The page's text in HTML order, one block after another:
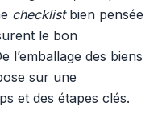
checklistbien pensée
le bon
l’emballage des biens
sur une
et des étapes clés.